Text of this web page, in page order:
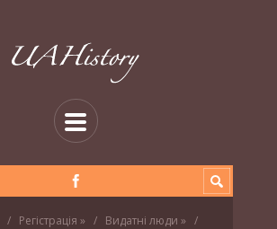
Регістрація » Видатні люди »